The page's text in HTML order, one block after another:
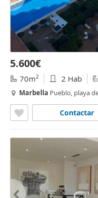
5.600€
70m2 2 Hab
Marbella Pueblo, playa
Contactar